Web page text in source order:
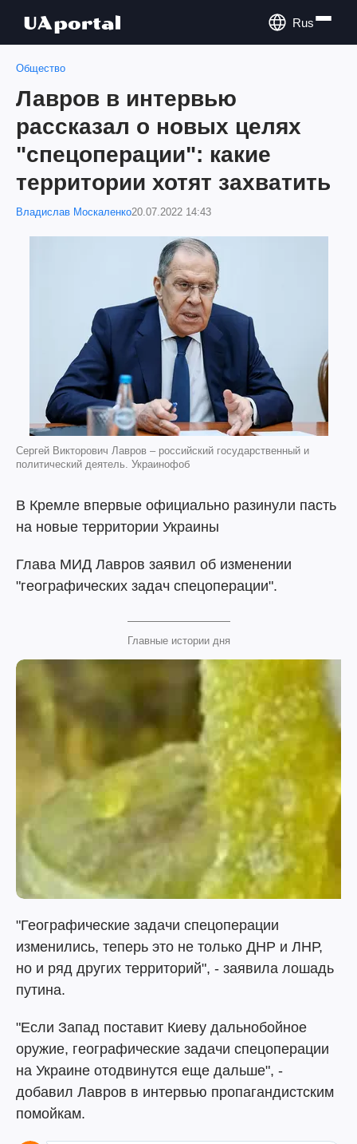
Rus
Общество
Лавров в интервью
рассказал о новых целях
"спецоперации": какие
территории хотят захватить
Владислав Москаленко20.07.2022 14:43
Сергей Викторович Лавров – российский государственный и
политический деятель. Украинофоб
В Кремле впервые официально разинули пасть
на новые территории Украины
Глава МИД Лавров заявил об изменении
"географических задач спецоперации".
Главные истории дня
"Географические задачи спецоперации
изменились, теперь это не только ДНР и ЛНР,
но и ряд других территорий", - заявила лошадь
путина.
"Если Запад поставит Киеву дальнобойное
оружие, географические задачи спецоперации
на Украине отодвинутся еще дальше", -
добавил Лавров в интервью пропагандистским
помойкам.